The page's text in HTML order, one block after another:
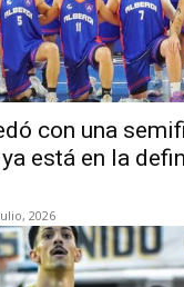
con una
está en la
2026